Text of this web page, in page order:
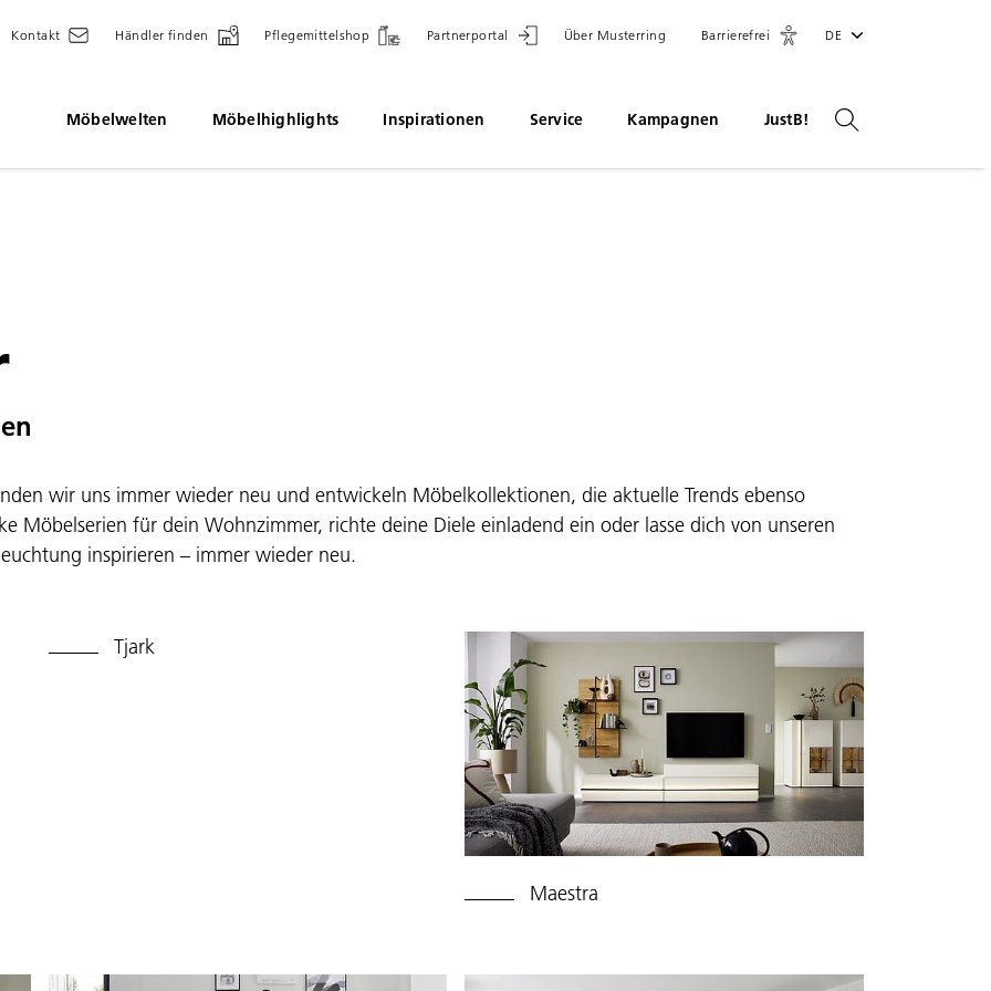
Kontakt Händler finden Pflegemittelshop Partnerportal Über Musterring Barrierefrei DE
Möbelwelten Möbelhighlights Inspirationen Service Kampagnen JustB!
wir uns immer wieder neu und entwickeln Möbelkollektionen, die aktuelle Trends ebenso
Möbelserien für dein Wohnzimmer, richte deine Diele einladend ein oder lasse dich von unseren
inspirieren – immer wieder neu.
Tjark
Maestra